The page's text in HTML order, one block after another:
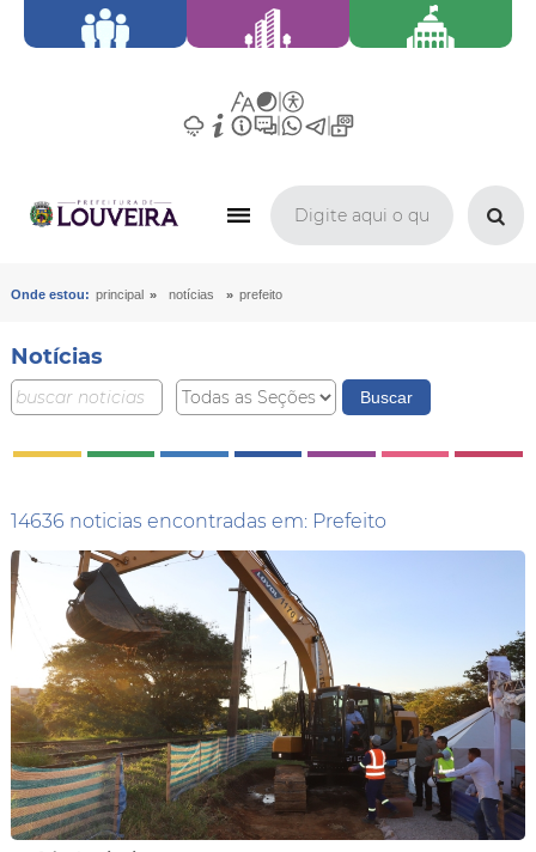
Onde estou: principal » notícias » prefeito
Notícias
14636 noticias encontradas em: Prefeito